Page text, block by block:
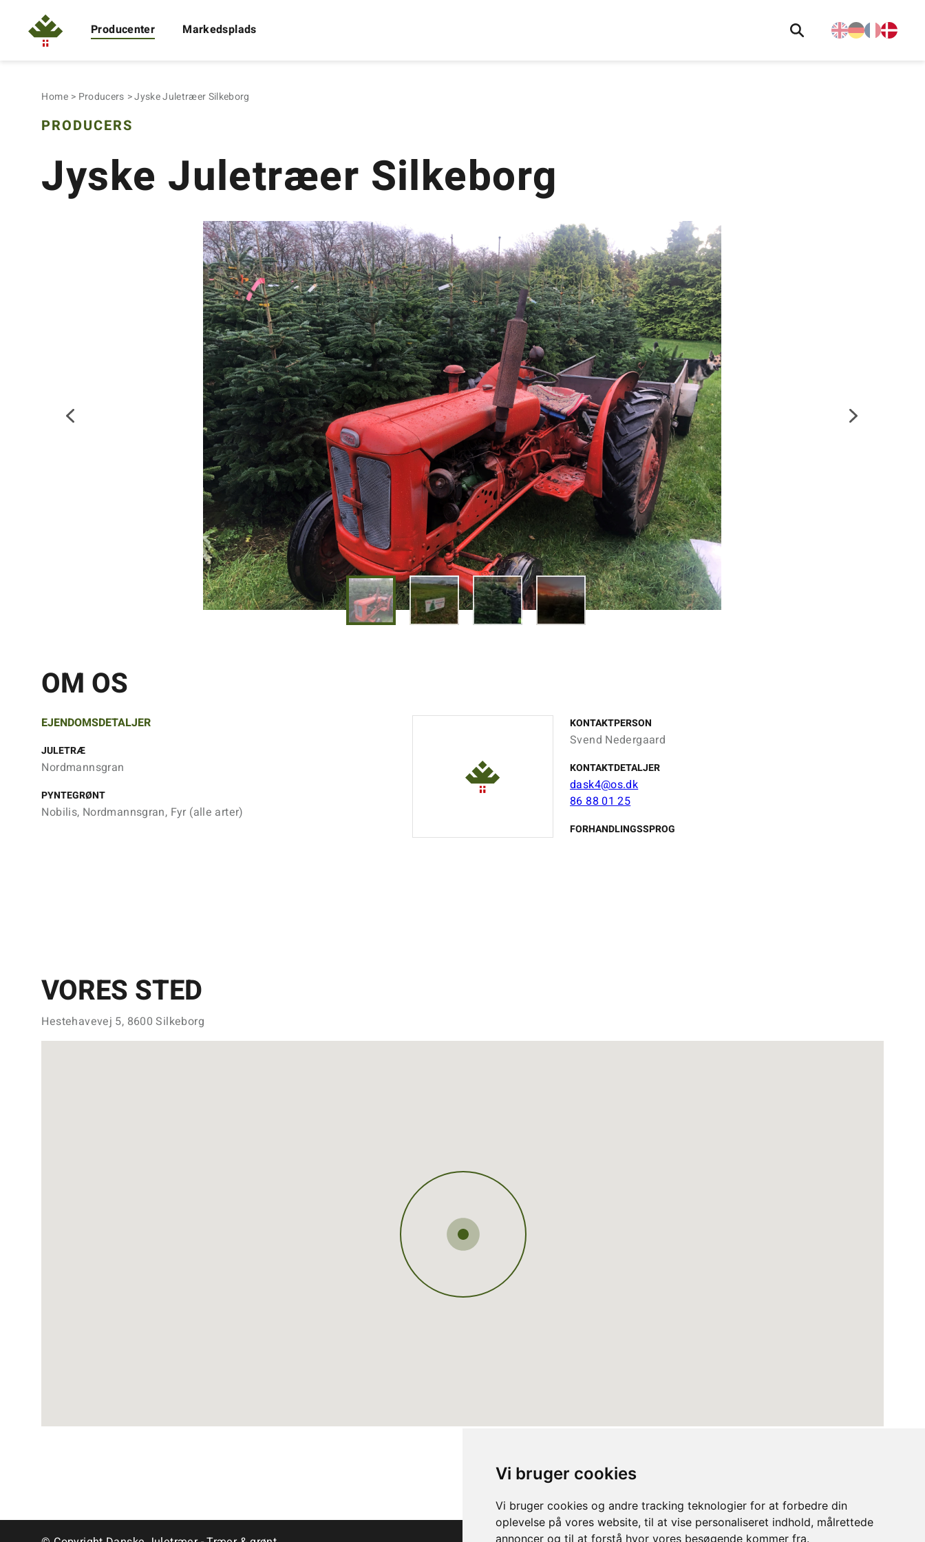
Vi bruger cookies
Vi bruger cookies og andre tracking teknologier for at forbedre din
oplevelse på vores website, til at vise personaliseret indhold, målrettede
annoncer og til at forstå hvor vores besøgende kommer fra.
Producenter Markedsplads
Home Producers Jyske Juletræer Silkeborg
PRODUCERS
Jyske Juletræer Silkeborg
OM OS
EJENDOMSDETALJER
JULETRÆ
Nordmannsgran
PYNTEGRØNT
Nobilis, Nordmannsgran, Fyr (alle arter)
KONTAKTPERSON
Svend Nedergaard
KONTAKTDETALJER
dask4@os.dk
86 88 01 25
FORHANDLINGSSPROG
VORES STED
Hestehavevej 5, 8600 Silkeborg